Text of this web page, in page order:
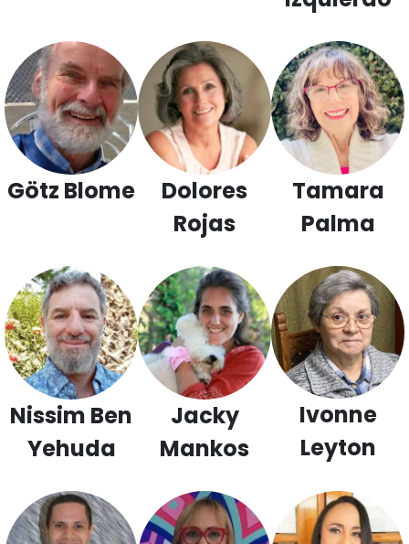
Götz Blome
Dolores
Rojas
Tamara
Palma
Nissim Ben
Yehuda
Jacky
Mankos
Ivonne
Leyton